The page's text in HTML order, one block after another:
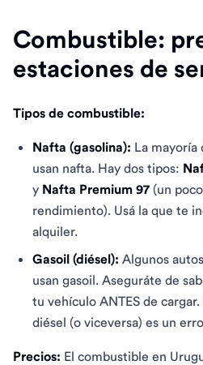
Combustible:
estaciones de
Tipos de combustible:
Nafta (gasolina): La mayoría
usan nafta. Hay dos tipos:
y Nafta Premium 97 (un
rendimiento). Usá la que te
alquiler.
Gasoil (diésel): Algunos
usan gasoil. Aseguráte de
tu vehículo ANTES de
diésel (o viceversa) es un
Precios: El combustible en